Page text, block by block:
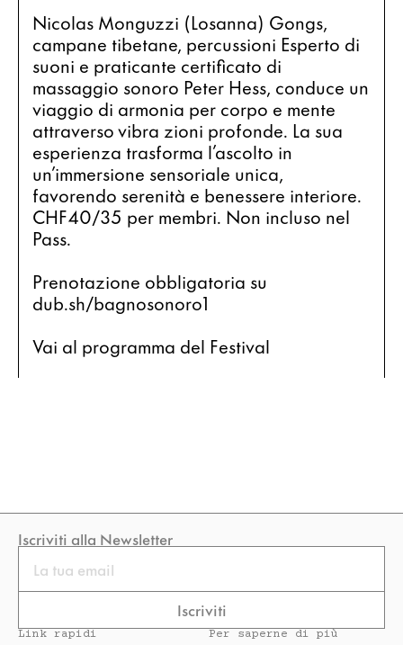
Nicolas Monguzzi (Losanna) Gongs,
campane tibetane, percussioni Esperto di
suoni e praticante certificato di
massaggio sonoro Peter Hess, conduce un
viaggio di armonia per corpo e mente
attraverso vibra zioni profonde. La sua
esperienza trasforma l’ascolto in
un’immersione sensoriale unica,
favorendo serenità e benessere interiore.
CHF40/35 per membri. Non incluso nel
Pass.
Prenotazione obbligatoria su
dub.sh/bagnosonoro1
Vai al programma del Festival
Iscriviti alla Newsletter
Email
Iscriviti
Link rapidi Per saperne di più